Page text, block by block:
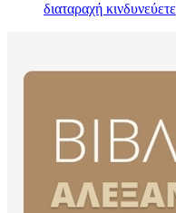
διαταραχή κινδυνεύετε